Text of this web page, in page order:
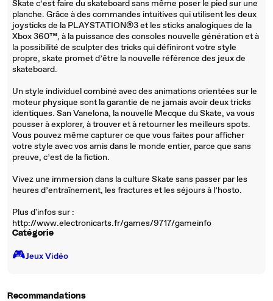
Skate c’est faire du skateboard sans même poser le pied sur une
planche. Grâce à des commandes intuitives qui utilisent les deux
joysticks de la PLAYSTATION®3 et les sticks analogiques de la
Xbox 360™, à la puissance des consoles nouvelle génération et à
la possibilité de sculpter des tricks qui définiront votre style
propre, skate promet d’être la nouvelle référence des jeux de
skateboard.
Un style individuel combiné avec des animations orientées sur le
moteur physique sont la garantie de ne jamais avoir deux tricks
identiques. San Vanelona, la nouvelle Mecque du Skate, va vous
pousser à explorer, à trouver et à retourner les meilleurs spots.
Vous pouvez même capturer ce que vous faites pour afficher
votre style avec vos amis dans le monde entier, parce que sans
preuve, c’est de la fiction.
Vivez une immersion dans la culture Skate sans passer par les
heures d’entraînement, les fractures et les séjours à l’hosto.
Plus d'infos sur :
http://www.electronicarts.fr/games/9717/gameinfo
Catégorie
🎮️Jeux Vidéo
Recommandations